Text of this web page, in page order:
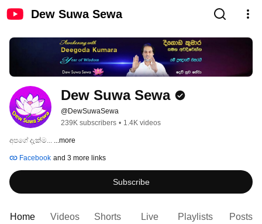
Dew Suwa Sewa
Dew Suwa Sewa
@DewSuwaSewa
239K subscribers • 1.4K videos
අපගේ දැක්ම... ...more
Facebook and 3 more links
Subscribe
Home Videos Shorts Live Playlists Posts